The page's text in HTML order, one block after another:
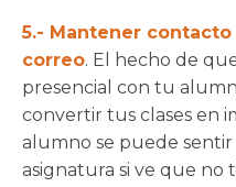
5.- Mantener
correo. El hecho de
presencial con tu
convertir tus clases en
alumno se puede
asignatura si ve que